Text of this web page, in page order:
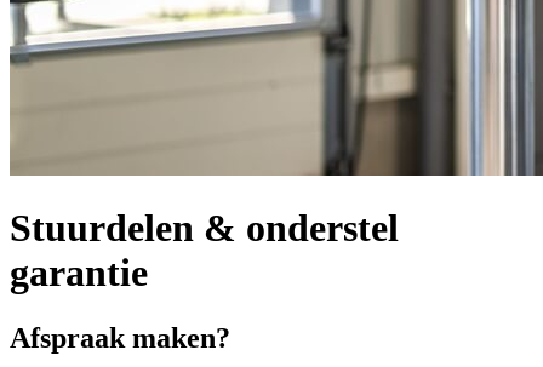
Stuurdelen & onderstel
garantie
Afspraak maken?